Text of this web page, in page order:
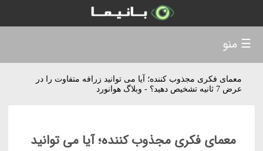
معمای فکری مجذوب کننده؛ آیا می توانید زرافه متفاوت را در
عرض 7 ثانیه تشخیص دهید؟ - وبلاگ هوانورد
معمای فکری مجذوب کننده؛ آیا می توانید
☰ منو